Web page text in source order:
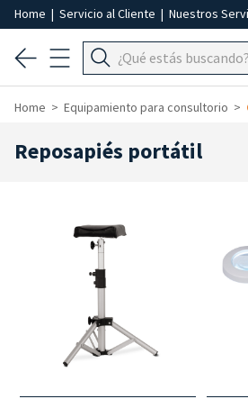
Home | Servicio al Cliente | Nuestros
Home Equipamiento para consultorio
Reposapiés portátil